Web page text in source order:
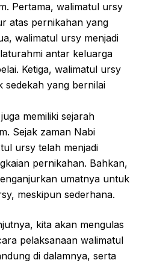
Pertama, walimatul ursy
atas pernikahan yang
walimatul ursy menjadi
antar keluarga
Ketiga, walimatul ursy
sedekah yang bernilai
memiliki sejarah
Sejak zaman Nabi
ursy telah menjadi
pernikahan. Bahkan,
umatnya untuk
meskipun sederhana.
kita akan mengulas
pelaksanaan walimatul
di dalamnya, serta